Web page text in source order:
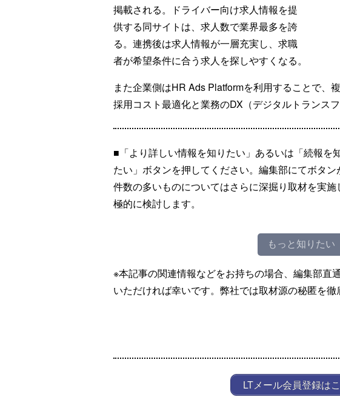
掲載される。ドライバー向け求人情報を提
供する同サイトは、求人数で業界最多を誇
る。連携後は求人情報が一層充実し、求職
者が希望条件に合う求人を探しやすくなる。
また企業側はHR Ads Platformを利用することで、
採用コスト最適化と業務のDX（デジタルトランス
■「より詳しい情報を知りたい」あるいは「続報を
たい」ボタンを押してください。編集部にてボタン
件数の多いものについてはさらに深掘り取材を実
極的に検討します。
もっと知りたい
※本記事の関連情報などをお持ちの場合、編集部直
いただければ幸いです。弊社では取材源の秘匿を徹
LTメール会員登録は